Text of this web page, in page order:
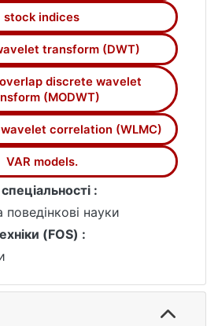
ситуацію.
stock indices
transform (DWT)
discrete wavelet
(MODWT)
correlation (WLMC)
VAR models.
:
поведінкові науки
(FOS) :